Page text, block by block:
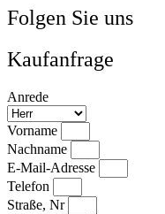
Folgen Sie uns
Kaufanfrage
Anrede
Vorname
Nachname
E-Mail-Adresse
Telefon
Straße, Nr